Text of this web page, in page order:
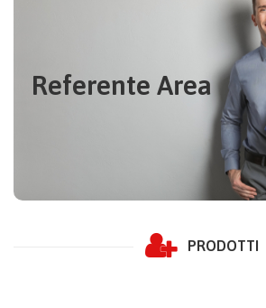
Referente Area
Referente
italo.testa@entemutuomilano.it
Tel. 339 85 44 971
CONTATTACI
PRODOTTI